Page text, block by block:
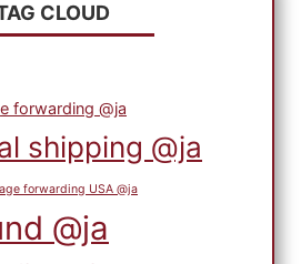
CLOUD
forwarding @ja
shipping @ja
forwarding USA @ja
@ja